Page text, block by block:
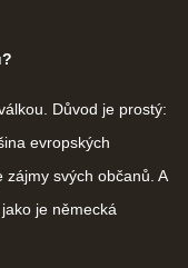
Důvod je prostý:
evropských
svých občanů. A
je německá